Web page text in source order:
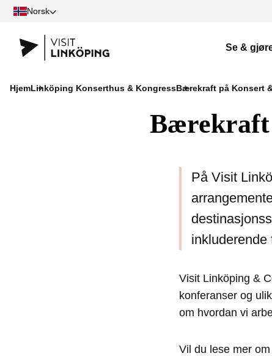
Norsk
Se &
HjemLinköping Konserthus & KongressBærekraft på Konsert
Bærekraft
På Visit
Visit Linköping &
konferanser og
om hvordan vi
Vil du lese mer